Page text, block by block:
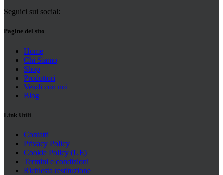
Seguici sui social:
Pagine del sito
Home
Chi Siamo
Shop
Produttori
Vendi con noi
Blog
Link Utili
Contatti
Privacy Policy
Cookie Policy (UE)
Termini e condizioni
Richiesta restituzione